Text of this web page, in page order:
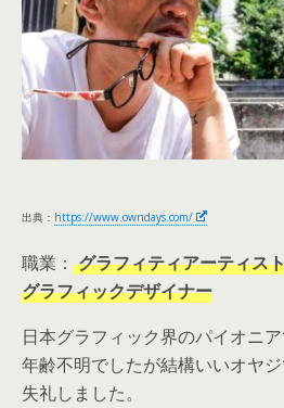
出典： https://www.owndays.com/
職業： グラフィティアーティス
グラフィックデザイナー
日本グラフィック界のパイオニア
年齢不明でしたが結構いいオヤ
失礼しました。